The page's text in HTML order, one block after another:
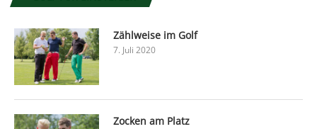
Zählweise im Golf
7. Juli 2020
Zocken am Platz